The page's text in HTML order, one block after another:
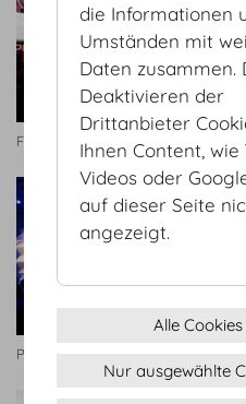
Festsaal
Pioneers Festival
die Informationen
Umständen mit
Daten zusammen.
Deaktivieren der
Drittanbieter
Ihnen Content, wie
Videos oder
auf dieser Seite
angezeigt.
Alle
Nur ausgewählte